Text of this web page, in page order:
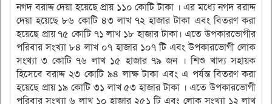
নগদ বরাদ্দ দেয়া হয়েছে প্রায় ১১০ কোটি টাকা । এর মধ্যে নগদ বরাদ্দ
দেয়া হয়েছে ৮৬ কোটি ৪৩ লাখ ৭২ হাজার টাকা এবং বিতরণ করা
হয়েছে প্রায় ৭৫ কোটি ৭১ লাখ ১৮ হাজার টাকা। এতে উপকারভোগীর
পরিবার সংখ্যা ৮৪ লাখ ০৭ হাজার ১০৭ টি এবং উপকারভোগী লোক
সংখ্যা ৩ কোটি ৭৬ লাখ ১৫ হাজার ৭৯ জন । শিশু খাদ্য সহায়ক
হিসেবে বরাদ্দ ২৩ কোটি ৯৪ লাক্ষ টাকা এবং এ পর্যন্ত বিতরণ করা
হয়েছে প্রায় ১৯ কোটি ৩১ লাখ ৫৩ হাজার টাকা । এতে উপকারভোগী
পরিবার সংখ্যা ৬ লাখ ১০ হাজার ২৫১ টি এবং লোক সংখ্যা ১২ লাখ